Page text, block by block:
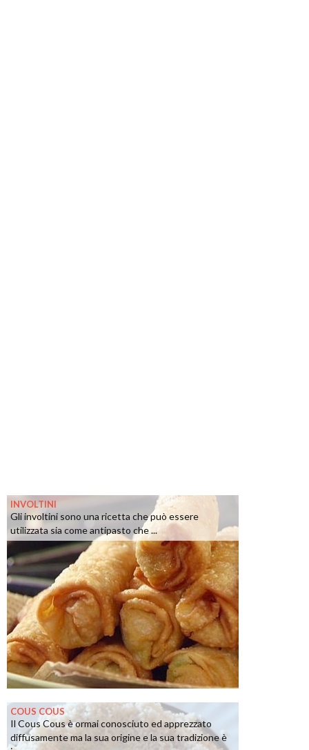
INVOLTINI
Gli involtini sono una ricetta che può essere
utilizzata sia come antipasto che ...
COUS COUS
Il Cous Cous è ormai conosciuto ed apprezzato
diffusamente ma la sua origine e la sua tradizione è